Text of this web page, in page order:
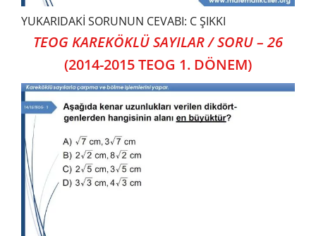
YUKARIDAKİ SORUNUN CEVABI: C ŞIKKI
TEOG KAREKÖKLÜ SAYILAR / SORU – 26
(2014-2015 TEOG 1. DÖNEM)